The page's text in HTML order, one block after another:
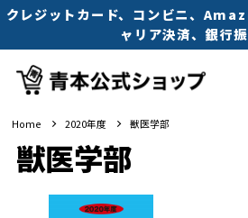
クレジットカード、コンビニ、
ャリア決済、銀行
Home 2020年度 獣医学部
獣医学部